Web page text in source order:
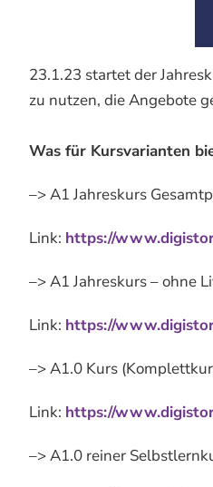
23.1.23 startet der
zu nutzen, die Angebote
Was für Kursvarianten
–> A1 Jahreskurs
Link: https://
–> A1 Jahreskurs – ohne
Link: https://
–> A1.0 Kurs
Link: https://
–> A1.0 reiner